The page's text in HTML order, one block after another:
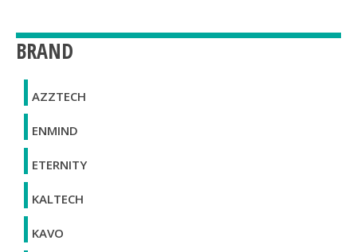
BRAND
AZZTECH
ENMIND
ETERNITY
KALTECH
KAVO